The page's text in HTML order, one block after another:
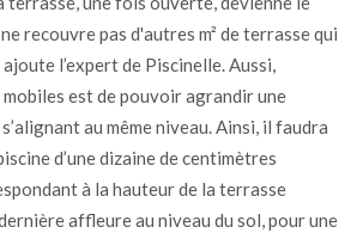
recouvre pas d'autres m² de terrasse qui
l’expert de Piscinelle. Aussi,
est de pouvoir agrandir une
au même niveau. Ainsi, il faudra
d’une dizaine de centimètres
à la hauteur de la terrasse
affleure au niveau du sol, pour une